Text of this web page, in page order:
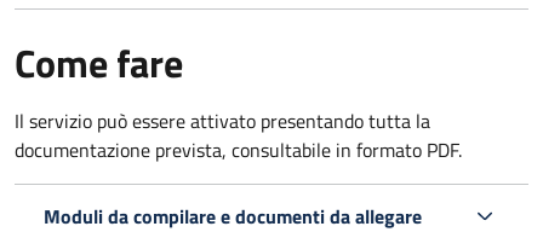
Come fare
Il servizio può essere attivato presentando tutta la
documentazione prevista, consultabile in formato PDF.
Moduli da compilare e documenti da allegare